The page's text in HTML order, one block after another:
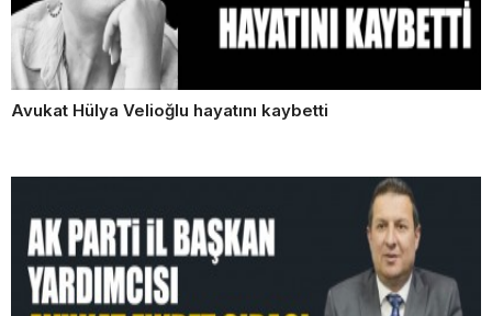
Avukat Hülya Velioğlu hayatını kaybetti